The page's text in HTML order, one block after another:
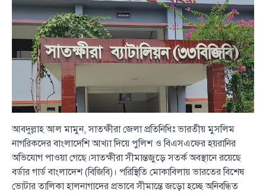
আবদুল্লাহ আল মামুন, সাতক্ষীরা জেলা প্রতিনিধিঃ ভারতীয় মুসলিম
নাগরিকদের বাংলাদেশি আখ্যা দিয়ে পুলিশ ও বিএসএফের হয়রানির
অভিযোগ পাওয়া গেছে।সাতক্ষীরা সীমান্তজুড়ে সতর্ক অবস্থানে রয়েছে
বর্ডার গার্ড বাংলাদেশ (বিজিবি)। পরিস্থিতি মোকাবিলায় ভারতের বিশেষ
ভোটার তালিকা হালনাগাদের প্রভাবে সীমান্তে জড়ো হচ্ছে অনিবন্ধিত